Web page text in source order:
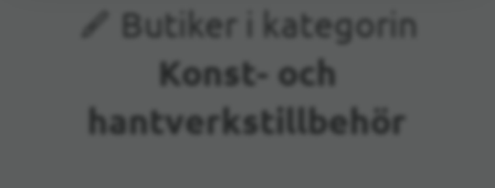
Nuvarande plats
Butiker i kategorin
Konst- och
hantverkstillbehör